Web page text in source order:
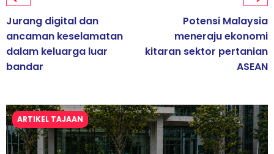
Jurang digital dan
ancaman keselamatan
dalam keluarga luar
bandar
Potensi Malaysia
meneraju ekonomi
kitaran sektor pertanian
ASEAN
ARTIKEL TAJAAN